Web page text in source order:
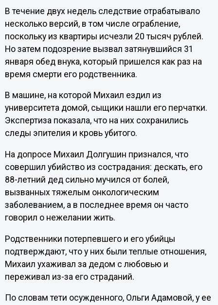
В течение двух недель следствие отрабатывало
несколько версий, в том числе ограбление,
поскольку из квартиры исчезли 20 тысяч рублей.
Но затем подозрение вызвал затянувшийся 31
января обед внука, который пришелся как раз на
время смерти его родственника.
В машине, на которой Михаил ездил из
университета домой, сыщики нашли его перчатки.
Экспертиза показала, что на них сохранились
следы эпителия и кровь убитого.
На допросе Михаил Долгушин признался, что
совершил убийство из сострадания: дескать, его
88-летний дед сильно мучился от болей,
вызванных тяжелым онкологическим
заболеванием, а в последнее время он часто
говорил о нежелании жить.
Родственники потерпевшего и его убийцы
подтверждают, что у них были теплые отношения,
Михаил ухаживал за дедом с любовью и
переживал из-за его страданий.
По словам тети осужденного, Ольги Адамовой, у ее